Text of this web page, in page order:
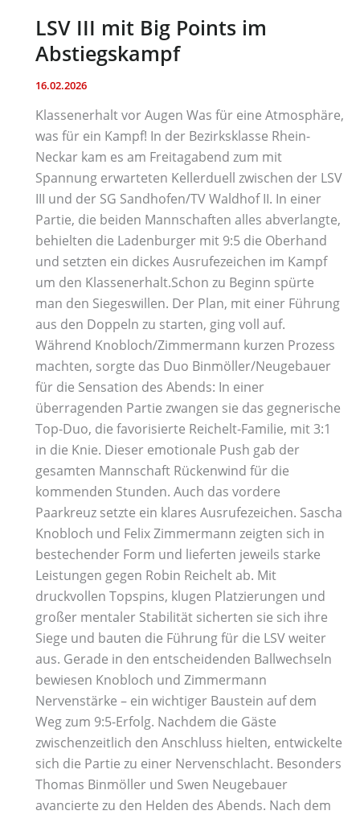
LSV III mit Big Points im
Abstiegskampf
16.02.2026
Klassenerhalt vor Augen Was für eine Atmosphäre,
was für ein Kampf! In der Bezirksklasse Rhein-
Neckar kam es am Freitagabend zum mit
Spannung erwarteten Kellerduell zwischen der LSV
III und der SG Sandhofen/TV Waldhof II. In einer
Partie, die beiden Mannschaften alles abverlangte,
behielten die Ladenburger mit 9:5 die Oberhand
und setzten ein dickes Ausrufezeichen im Kampf
um den Klassenerhalt.Schon zu Beginn spürte
man den Siegeswillen. Der Plan, mit einer Führung
aus den Doppeln zu starten, ging voll auf.
Während Knobloch/Zimmermann kurzen Prozess
machten, sorgte das Duo Binmöller/Neugebauer
für die Sensation des Abends: In einer
überragenden Partie zwangen sie das gegnerische
Top-Duo, die favorisierte Reichelt-Familie, mit 3:1
in die Knie. Dieser emotionale Push gab der
gesamten Mannschaft Rückenwind für die
kommenden Stunden. Auch das vordere
Paarkreuz setzte ein klares Ausrufezeichen. Sascha
Knobloch und Felix Zimmermann zeigten sich in
bestechender Form und lieferten jeweils starke
Leistungen gegen Robin Reichelt ab. Mit
druckvollen Topspins, klugen Platzierungen und
großer mentaler Stabilität sicherten sie sich ihre
Siege und bauten die Führung für die LSV weiter
aus. Gerade in den entscheidenden Ballwechseln
bewiesen Knobloch und Zimmermann
Nervenstärke – ein wichtiger Baustein auf dem
Weg zum 9:5-Erfolg. Nachdem die Gäste
zwischenzeitlich den Anschluss hielten, entwickelte
sich die Partie zu einer Nervenschlacht. Besonders
Thomas Binmöller und Swen Neugebauer
avancierte zu den Helden des Abends. Nach dem